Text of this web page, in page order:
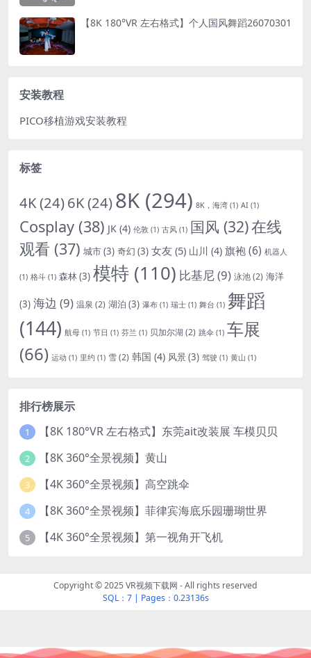
【8K 180°VR 左右格式】个人国风舞蹈26070301
安装教程
PICO移植游戏安装教程
标签
4K(24)6K(24)8K (294) 8K，海湾 (1) AI (1)
Cosplay (38) JK (4) 伦敦 (1) 古风 (1) 国风 (32)在线
观看 (37) 城市(3) 奇幻 (3) 女友 (5) 山川 (4) 旗袍(6) 机器人
(1) 格斗 (1) 森林(3) 模特 (110) 比基尼(9) 泳池(2) 海洋
(3) 海边 (9) 温泉 (2) 湖泊 (3) 瀑布 (1) 瑞士 (1) 舞台 (1) 舞蹈
(144) 航母 (1) 节日 (1) 芬兰 (1) 贝加尔湖 (2) 跳伞 (1) 车展
(66) 运动 (1) 里约 (1) 雪(2) 韩国 (4) 风景(3) 驾驶 (1) 黄山 (1)
排行榜展示
1 【8K 180°VR 左右格式】东莞ait改装展 车模贝贝
2 【8K 360°全景视频】黄山
3 【4K 360°全景视频】高空跳伞
4 【8K 360°全景视频】菲律宾海底乐园珊瑚世界
5 【4K 360°全景视频】第一视角开飞机
Copyright © 2025 VR视频下载网 - All rights reserved
SQL：7| Pages：0.23136s